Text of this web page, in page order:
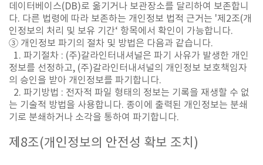
데이터베이스(DB)로 옮기거나 보관장소를 달리하여 보존합니
다. 다른 법령에 따라 보존하는 개인정보 법적 근거는 '제2조(개
인정보의 처리 및 보유 기간‘ 항목에서 확인이 가능합니다.
③ 개인정보 파기의 절차 및 방법은 다음과 같습니다.
1. 파기절차 : (주)갈라인터내셔널은 파기 사유가 발생한 개인
정보를 선정하고, (주)갈라인터내셔널의 개인정보 보호책임자
의 승인을 받아 개인정보를 파기합니다.
2. 파기방법 : 전자적 파일 형태의 정보는 기록을 재생할 수 없
는 기술적 방법을 사용합니다. 종이에 출력된 개인정보는 분쇄
기로 분쇄하거나 소각을 통하여 파기합니다.
제 8조(개인정보의 안전성 확보 조치 )